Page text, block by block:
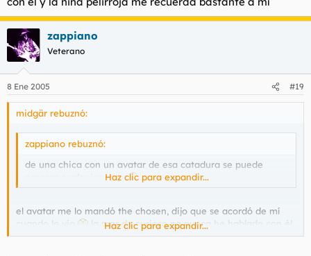
zappiano
Veterano
8 Ene 2005 #19
midgär rebuznó:
zappiano rebuznó:
de una chica con un avatar de esa catadura se puede
esperar cualquier cosaHaz clic para expandir...
el avatar me lo mandó the chosen, dijo que se acordó de mí
cuando lo vio
la mar de curioso pq nunca he hablado con él
y la niña pelirroja me recuerda bastante a mí
Haz clic para expandir...